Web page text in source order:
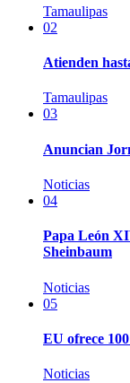
Tamaulipas
02
Atienden
Tamaulipas
03
Anuncian
Noticias
04
Papa León
Sheinbaum
Noticias
05
EU ofrece
Noticias